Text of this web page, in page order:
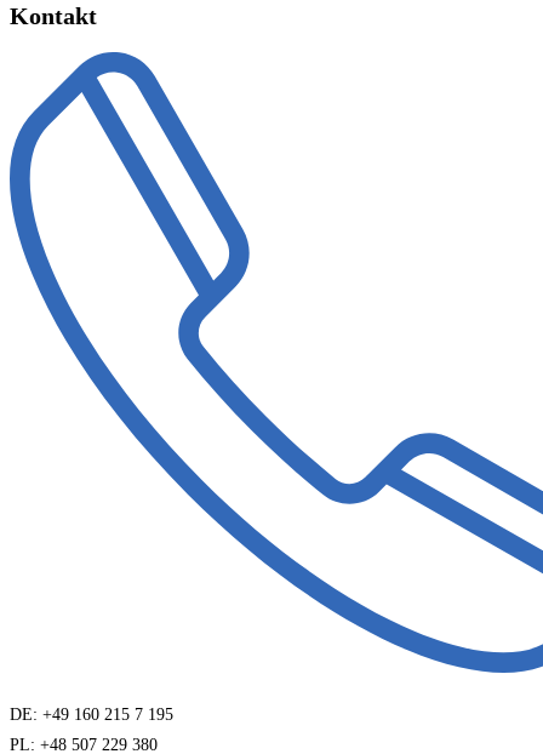
Kontakt
DE: +49 160 215 7 195
PL: +48 507 229 380